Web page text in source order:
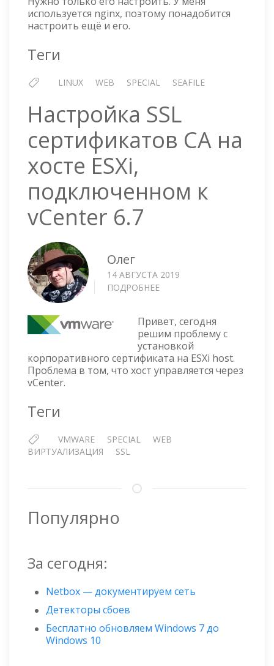
используется nginx, поэтому понадобится
настроить ещё и его.
Теги
LINUX WEB SPECIAL SEAFILE
Настройка SSL
сертификатов CA на
хосте ESXi,
подключенном к
vCenter 6.7
Олег
14 АВГУСТА 2019
ПОДРОБНЕЕ
СЕРТИФИКАТОВ
CA
НА
ХОСТЕ
ESXI,
Привет, сегодня
решим проблему с
установкой
корпоративного сертификата на ESXi host.
Проблема в том, что хост управляется через
vCenter.
Теги
VMWARE SPECIAL
WEB
ВИРТУАЛИЗАЦИЯ
SSL
Популярно
За сегодня:
Netbox — документируем сеть
Детекторы сбоев
Бесплатно обновляем Windows 7 до
Windows 10